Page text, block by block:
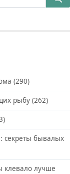
(290)
рыбу (262)
секреты бывалых
клевало лучше